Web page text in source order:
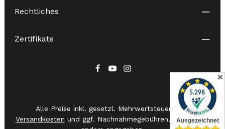
Rechtliches
Zertifikate
Alle Preise inkl. gesetzl. Mehrwertsteuer zzgl.
Versandkosten und ggf. Nachnahmegebühren, wenn nicht
✕